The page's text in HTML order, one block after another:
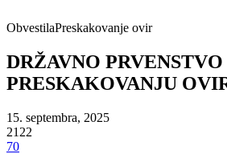
ObvestilaPreskakovanje ovir
DRŽAVNO
PRESKAKOVANJU
15. septembra, 2025
2122
70